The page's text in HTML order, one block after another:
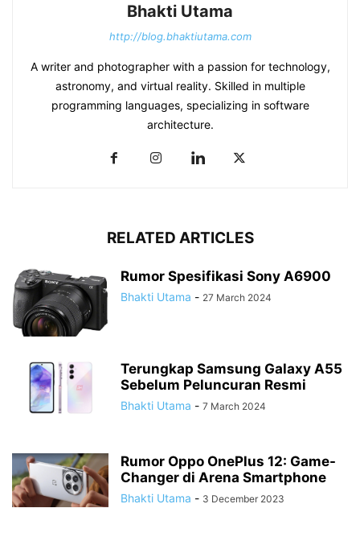
Bhakti Utama
http://blog.bhaktiutama.com
A writer and photographer with a passion for technology,
astronomy, and virtual reality. Skilled in multiple
programming languages, specializing in software
architecture.
RELATED ARTICLES
Rumor Spesifikasi Sony A6900
Bhakti Utama - 27 March 2024
Terungkap Samsung Galaxy A55
Sebelum Peluncuran Resmi
Bhakti Utama - 7 March 2024
Rumor Oppo OnePlus 12: Game-
Changer di Arena Smartphone
Bhakti Utama - 3 December 2023